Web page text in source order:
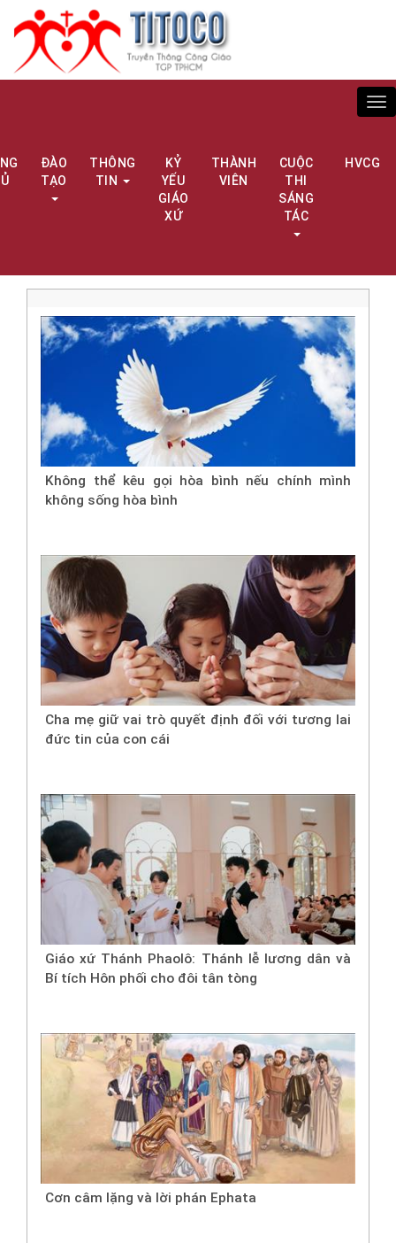
ĐÀO
TẠO
THÔNG
TIN
KỶ
YẾU
GIÁO
XỨ
THÀNH
VIÊN
CUỘC
THI
SÁNG
TÁC
HVCG
Không thể kêu gọi hòa bình nếu chính mình
không sống hòa bình
Cha mẹ giữ vai trò quyết định đối với tương lai
đức tin của con cái
Giáo xứ Thánh Phaolô: Thánh lễ lương dân và
Bí tích Hôn phối cho đôi tân tòng
Cơn câm lặng và lời phán Ephata